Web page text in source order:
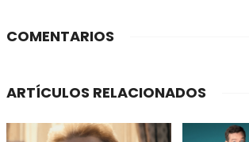
COMENTARIOS
ARTÍCULOS RELACIONADOS